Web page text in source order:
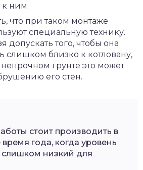
к ним.
что при таком монтаже
специальную технику.
допускать того, чтобы она
слишком близко к котловану,
грунте это может
его стен.
стоит производить в
время года, когда уровень
слишком низкий для